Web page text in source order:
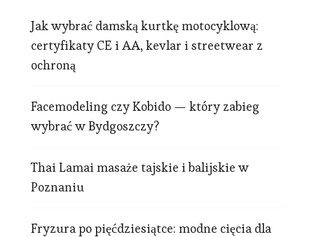
Jak wybrać damską kurtkę motocyklową:
certyfikaty CE i AA, kevlar i streetwear z
ochroną
Facemodeling czy Kobido — który zabieg
wybrać w Bydgoszczy?
Thai Lamai masaże tajskie i balijskie w
Poznaniu
Fryzura po pięćdziesiątce: modne cięcia dla